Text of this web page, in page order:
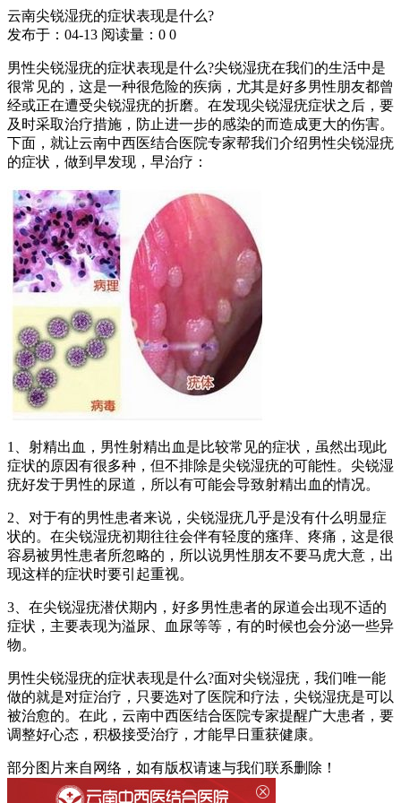
云南尖锐湿疣的症状表现是什么?
发布于：04-13 阅读量： 0 0
男性尖锐湿疣的症状表现是什么?尖锐湿疣在我们的生活中是
很常见的，这是一种很危险的疾病，尤其是好多男性朋友都曾
经或正在遭受尖锐湿疣的折磨。在发现尖锐湿疣症状之后，要
及时采取治疗措施，防止进一步的感染的而造成更大的伤害。
下面，就让云南中西医结合医院专家帮我们介绍男性尖锐湿疣
的症状，做到早发现，早治疗：
1、射精出血，男性射精出血是比较常见的症状，虽然出现此
症状的原因有很多种，但不排除是尖锐湿疣的可能性。尖锐湿
疣好发于男性的尿道，所以有可能会导致射精出血的情况。
2、对于有的男性患者来说，尖锐湿疣几乎是没有什么明显症
状的。在尖锐湿疣初期往往会伴有轻度的瘙痒、疼痛，这是很
容易被男性患者所忽略的，所以说男性朋友不要马虎大意，出
现这样的症状时要引起重视。
3、在尖锐湿疣潜伏期内，好多男性患者的尿道会出现不适的
症状，主要表现为溢尿、血尿等等，有的时候也会分泌一些异
物。
男性尖锐湿疣的症状表现是什么?面对尖锐湿疣，我们唯一能
做的就是对症治疗，只要选对了医院和疗法，尖锐湿疣是可以
被治愈的。在此，云南中西医结合医院专家提醒广大患者，要
调整好心态，积极接受治疗，才能早日重获健康。
部分图片来自网络，如有版权请速与我们联系删除！